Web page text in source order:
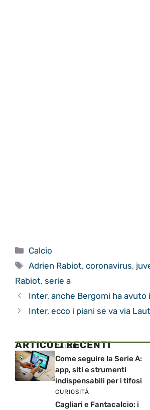
Categorie
Calcio
Tag
Adrien Rabiot,coronavirus,
Rabiot, serie a
Inter, anche Bergomi ha avuto
Inter, ecco i piani se va via
ARTICOLI RECENTI
CALCIO
Come seguire la Serie A:
app, siti e strumenti
indispensabili per i tifosi
CURIOSITÀ
Cagliari e Fantacalcio: i